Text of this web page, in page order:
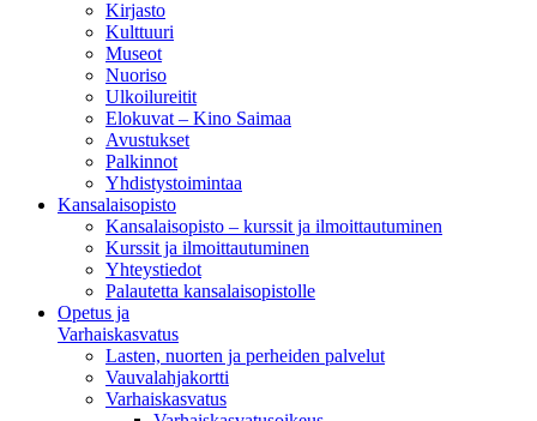
Kirjasto
Kulttuuri
Museot
Nuoriso
Ulkoilureitit
Elokuvat – Kino Saimaa
Avustukset
Palkinnot
Yhdistystoimintaa
Kansalaisopisto
Kansalaisopisto – kurssit ja ilmoittautuminen
Kurssit ja ilmoittautuminen
Yhteystiedot
Palautetta kansalaisopistolle
Opetus ja
Varhaiskasvatus
Lasten, nuorten ja perheiden palvelut
Vauvalahjakortti
Varhaiskasvatus